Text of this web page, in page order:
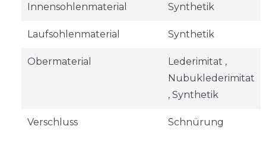
Innensohlenmaterial Synthetik
Laufsohlenmaterial Synthetik
Obermaterial
Lederimitat ,
Nubuklederimitat
, Synthetik
Verschluss Schnürung